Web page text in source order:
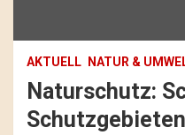
AKTUELL NATUR &
Naturschutz: